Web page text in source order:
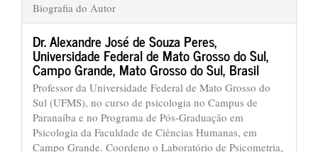
Biografia do Autor
Dr. Alexandre José de Souza Peres,
Universidade Federal de Mato Grosso do Sul,
Campo Grande, Mato Grosso do Sul, Brasil
Professor da Universidade Federal de Mato Grosso do
Sul (UFMS), no curso de psicologia no Campus de
Paranaíba e no Programa de Pós-Graduação em
Psicologia da Faculdade de Ciências Humanas, em
Campo Grande. Coordeno o Laboratório de Psicometria,